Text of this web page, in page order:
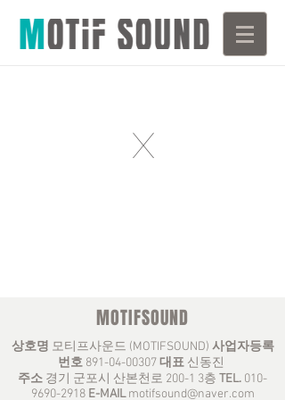
X
MOTIFSOUND
상호명 모티프사운드 (MOTIFSOUND) 사업자등록
번호 891-04-00307대표 신동진
주소 경기 군포시 산본천로 200-1 3층 TEL. 010-
9690-2918 E-MAIL motifsound@naver.com